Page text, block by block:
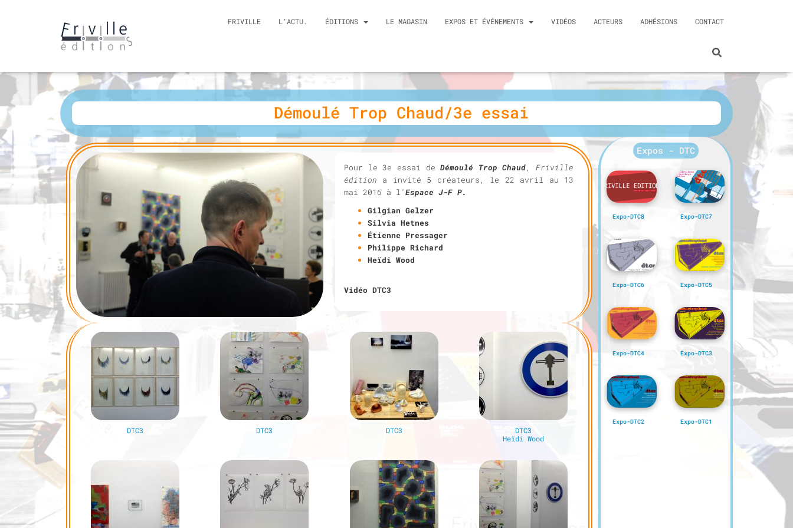
FRIVILLE L’ACTU. ÉDITIONS LE MAGASIN EXPOS ET ÉVÉNEMENTS VIDÉOS ACTEURS ADHÉSIONS CONTACT
Démoulé Trop Chaud/3e essai
Pour le 3e essai deDémoulé Trop Chaud, Friville
édition a invité 5 créateurs, le 22 avril au 13
mai 2016 à l’Espace J-F P.
Gilgian Gelzer
Silvia Hetnes
Étienne Pressager
Philippe Richard
Heïdi Wood
Vidéo DTC3
DTC3 DTC3 DTC3
DTC3
Heïdi Wood
Expos - DTC
Expo-DTC8 Expo-DTC7
Expo-DTC6 Expo-DTC5
Expo-DTC4 Expo-DTC3
Expo-DTC2 Expo-DTC1